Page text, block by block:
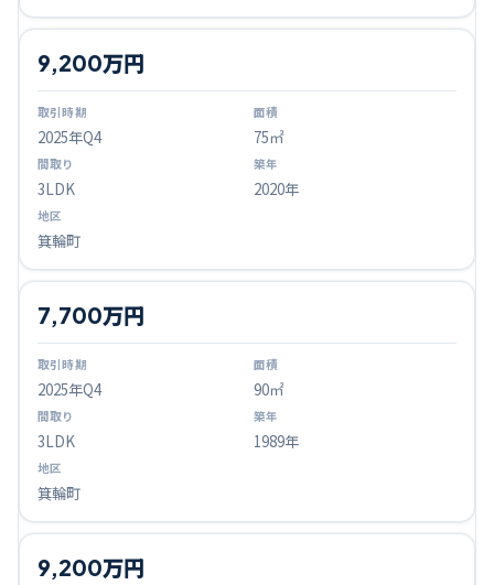
2025年Q4
9,200万円
75㎡
3LDK 2020年
箕輪町
2025年Q4
7,700万円
90㎡
3LDK 1989年
箕輪町
9,200万円